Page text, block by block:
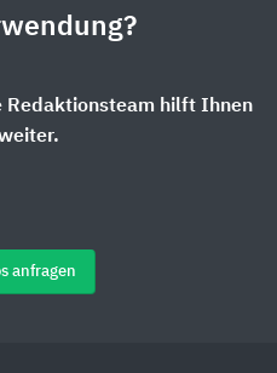
Redaktionsteam hilft Ihnen
anfragen